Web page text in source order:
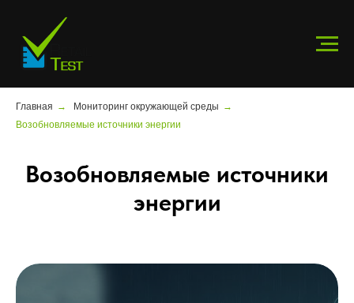
Главная → Мониторинг окружающей среды →
Возобновляемые источники энергии
Возобновляемые источники
энергии